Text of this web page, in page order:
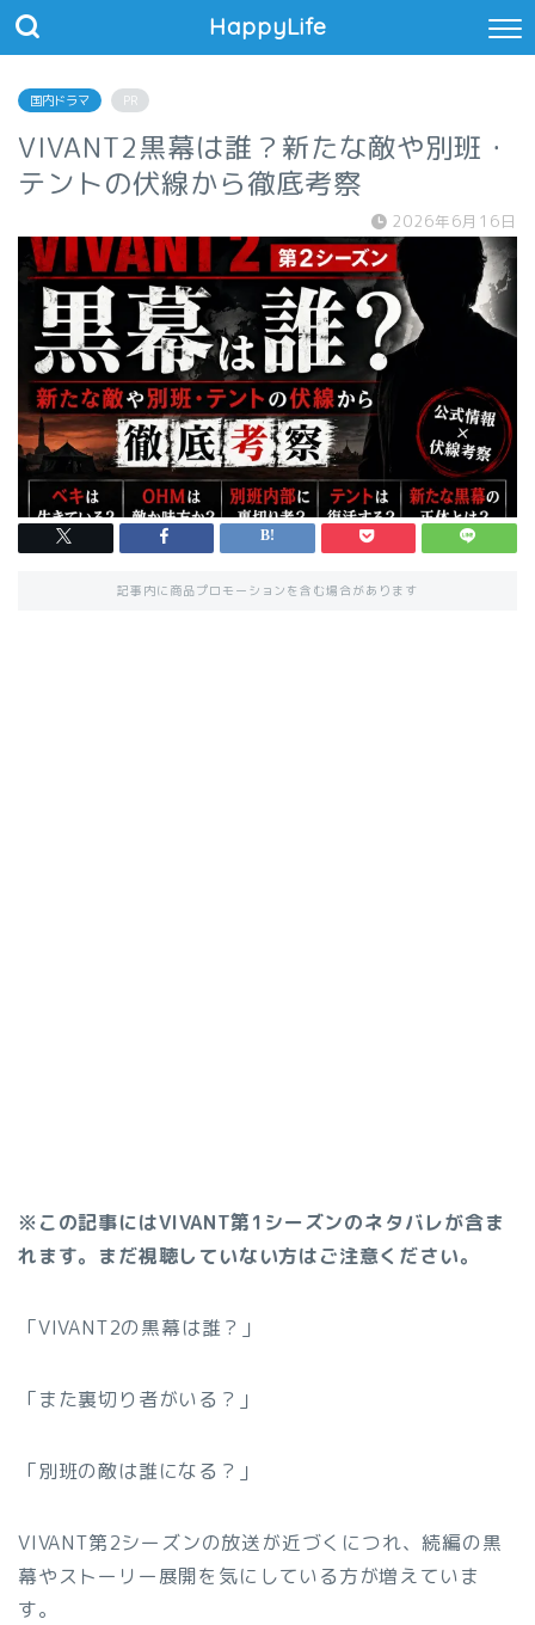
HappyLife
国内ドラマ PR
VIVANT2黒幕は誰？新たな敵や別班・
テントの伏線から徹底考察
2026年6月16日
記事内に商品プロモーションを含む場合があります
※この記事にはVIVANT第1シーズンのネタバレが含ま
れます。まだ視聴していない方はご注意ください。
「VIVANT2の黒幕は誰？」
「また裏切り者がいる？」
「別班の敵は誰になる？」
VIVANT第2シーズンの放送が近づくにつれ、続編の黒
幕やストーリー展開を気にしている方が増えていま
す。